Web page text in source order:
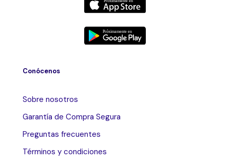
Conócenos
Sobre nosotros
Garantía de Compra Segura
Preguntas frecuentes
Términos y condiciones